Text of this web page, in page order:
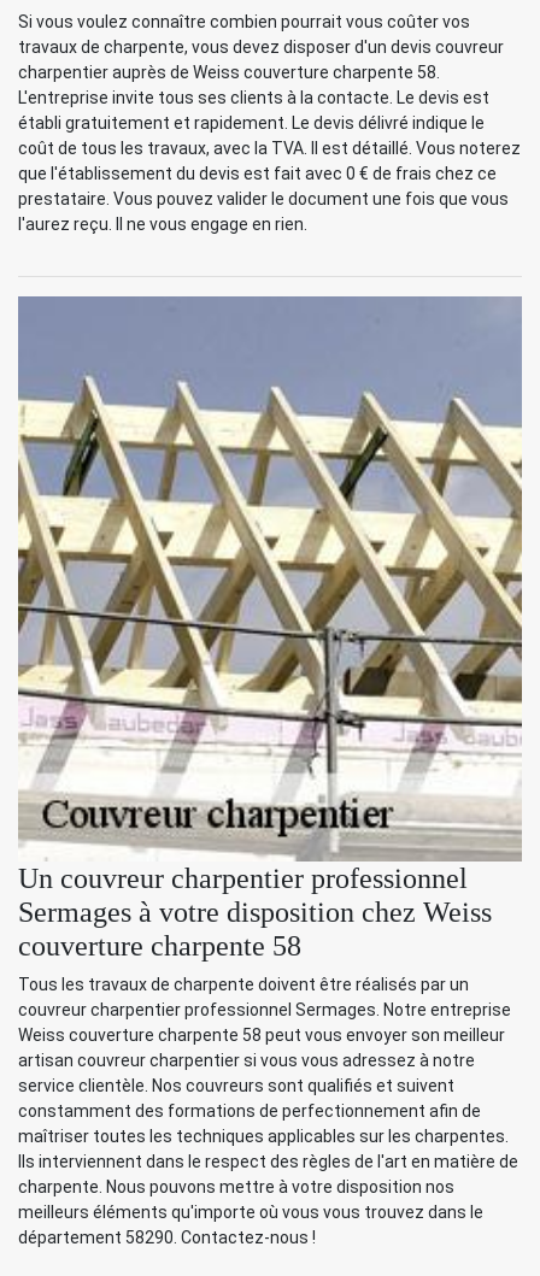
Si vous voulez connaître combien pourrait vous coûter vos
travaux de charpente, vous devez disposer d'un devis couvreur
charpentier auprès de Weiss couverture charpente 58.
L'entreprise invite tous ses clients à la contacte. Le devis est
établi gratuitement et rapidement. Le devis délivré indique le
coût de tous les travaux, avec la TVA. Il est détaillé. Vous noterez
que l'établissement du devis est fait avec 0 € de frais chez ce
prestataire. Vous pouvez valider le document une fois que vous
l'aurez reçu. Il ne vous engage en rien.
Un couvreur charpentier professionnel
Sermages à votre disposition chez Weiss
couverture charpente 58
Tous les travaux de charpente doivent être réalisés par un
couvreur charpentier professionnel Sermages. Notre entreprise
Weiss couverture charpente 58 peut vous envoyer son meilleur
artisan couvreur charpentier si vous vous adressez à notre
service clientèle. Nos couvreurs sont qualifiés et suivent
constamment des formations de perfectionnement afin de
maîtriser toutes les techniques applicables sur les charpentes.
Ils interviennent dans le respect des règles de l'art en matière de
charpente. Nous pouvons mettre à votre disposition nos
meilleurs éléments qu'importe où vous vous trouvez dans le
département 58290. Contactez-nous !